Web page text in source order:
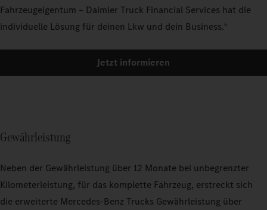
Fahrzeugeigentum – Daimler Truck Financial Services hat die
individuelle Lösung für deinen Lkw und dein Business.6
Jetzt informieren
Gewährleistung
Neben der Gewährleistung über 12 Monate bei unbegrenzter
Kilometerleistung, für das komplette Fahrzeug, erstreckt sich
die erweiterte Mercedes‑Benz Trucks Gewährleistung über